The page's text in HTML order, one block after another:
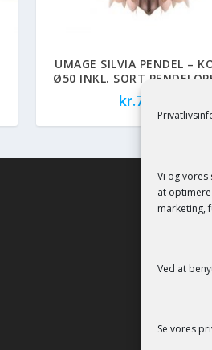
Vi og
at
marketing,
Ved at
Se vores
UMAGE SILVIA PENDEL –
Ø50 INKL. SORT
kr.778,00